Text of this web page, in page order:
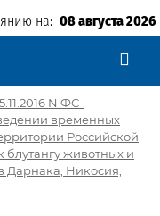
на: 08 августа 2026
N ФС-
временных
Российской
животных и
Дарнака, Никосия,